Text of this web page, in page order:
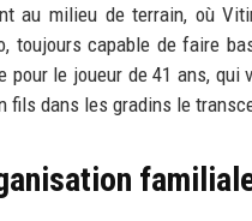
au milieu de terrain, où
toujours capable de faire
le joueur de 41 ans, qui
fils dans les gradins le